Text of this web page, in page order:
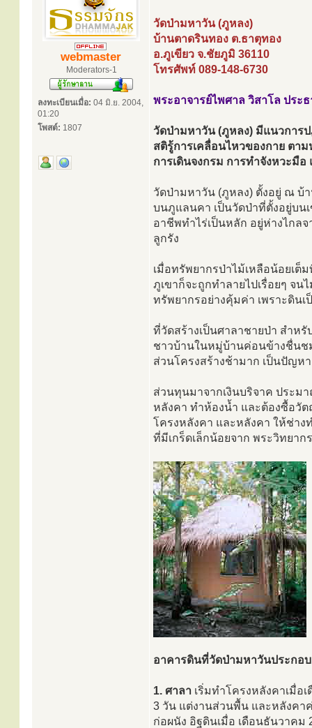
webmaster
Moderators-1
ลงทะเบียนเมื่อ: 04 มิ.ย. 2004,
01:20
โพสต์: 1807
วัดป่ามหาวัน (ภูหลง)
บ้านตาดรินทอง ต.ธาตุทอง
อ.ภูเขียว จ.ชัยภูมิ 36110
โทรศัพท์ 089-148-6730
พระอาจารย์ไพศาล วิสาโล ประ
วัดป่ามหาวัน (ภูหลง) มีแนวการ
สติรู้การเคลื่อนไหวของกาย ตา
การเดินจงกรม การทำจังหวะมื
วัดป่ามหาวัน (ภูหลง) ตั้งอยู่ ณ บ้
บนภูแลนคา เป็นวัดป่าที่ตั้งอยู่บน
อาชีพทำไร่เป็นหลัก อยู่ห่างไกล
ลูกรัง
เมื่อทรัพยากรป่าไม้เหลือน้อยเต็
ภูเขาก็จะถูกทำลายไปเรื่อยๆ จน
ทรัพยากรอย่างคุ้มค่า เพราะดิน
ที่วัดสร้างเป็นศาลาชายป่า สำห
ชาวบ้านในหมู่บ้านค่อนข้างชื่นช
ส่วนโครงสร้างช้ามาก เป็นปัญหา
ส่วนทุนมาจากเงินบริจาค ประม
หลังคา ทำห้องน้ำ และต้องซื้อวั
โครงหลังคา และหลังคา ให้ช่า
ที่มีเกร็ดเล็กน้อยจาก พระวิทยาก
อาคารดินที่วัดป่ามหาวันประกอ
1. ศาลา เริ่มทำโครงหลังคาเมื่อ
3 วัน แต่งานส่วนพื้น และหลังคา
ก่อผนัง อิฐดินเมื่อ เดือนธันวาคม